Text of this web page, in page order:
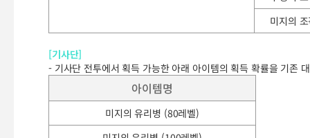
미지의
[기사단]
- 기사단 전투에서 획득 가능한 아래 아이템의 획득 확률을 기존
아이템명
미지의 유리병 (80레벨)